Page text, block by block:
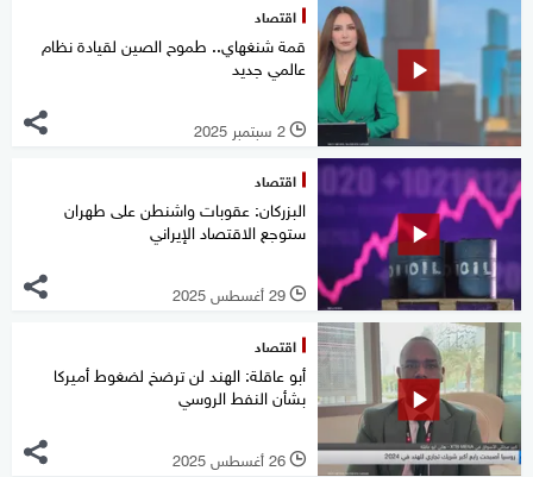
اقتصاد
قمة شنغهاي.. طموح الصين لقيادة نظام
عالمي جديد
l 2 سبتمبر 2025
اقتصاد
البزركان: عقوبات واشنطن على طهران
ستوجع الاقتصاد الإيراني
l 29 أغسطس 2025
اقتصاد
أبو عاقلة: الهند لن ترضخ لضغوط أميركا
بشأن النفط الروسي
l 26 أغسطس 2025